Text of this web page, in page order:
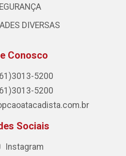
DIVERSAS
Conosco
5200
5200
Sociais
Instagram